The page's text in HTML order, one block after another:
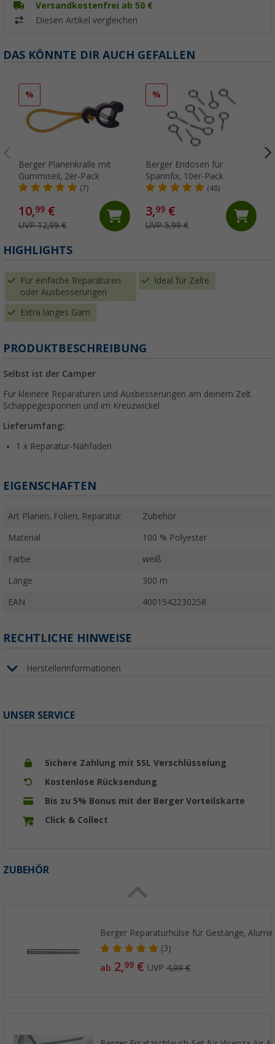
Versandkostenfrei ab 50 €
Diesen Artikel vergleichen
DAS KÖNNTE DIR AUCH GEFALLEN
%
Berger Planenkralle mit
Gummiseil, 2er-Pack
(7)
10,99 €
UVP 12,99 €
%
Berger Endösen für
Spannfix, 10er-Pack
(48)
3,99€
UVP 5,99 €
HIGHLIGHTS
Für einfache Reparaturen
oder Ausbesserungen
Ideal für Zelte
Extra langes Garn
PRODUKTBESCHREIBUNG
Selbst ist der Camper
Für kleinere Reparaturen und Ausbesserungen am deinem Zelt.
Schappegesponnen und im Kreuzwickel.
Lieferumfang:
1 x Reparatur-Nähfaden
EIGENSCHAFTEN
Art Planen, Folien, Reparatur Zubehör
Material 100 % Polyester
Farbe weiß
Länge 300 m
EAN 4001542230258
RECHTLICHE HINWEISE
Herstellerinformationen
UNSER SERVICE
Sichere Zahlung mit SSL Verschlüsselung
Kostenlose Rücksendung
Bis zu 5% Bonus mit der Berger Vorteilskarte
Click & Collect
ZUBEHÖR
Berger Reparaturhülse für Gestänge,
(3)
ab 2,99 € UVP4,99 €